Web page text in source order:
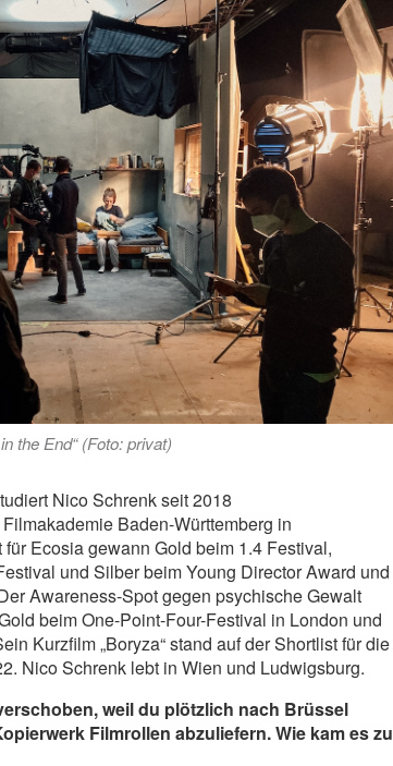
the End“ (Foto: privat)
Nico Schrenk seit 2018
Baden-Württemberg in
Ecosia gewann Gold beim 1.4 Festival,
und Silber beim Young Director Award und
Awareness-Spot gegen psychische Gewalt
beim One-Point-Four-Festival in London und
Kurzfilm „Boryza“ stand auf der Shortlist für die
Nico Schrenk lebt in Wien und Ludwigsburg.
weil du plötzlich nach Brüssel
Filmrollen abzuliefern. Wie kam es zu